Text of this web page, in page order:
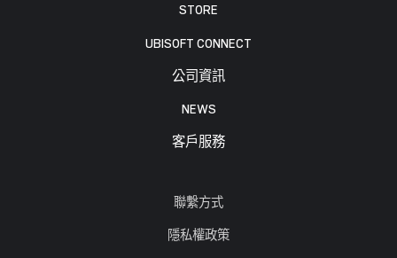
STORE
UBISOFT CONNECT
公司資訊
NEWS
客戶服務
聯繫方式
隱私權政策